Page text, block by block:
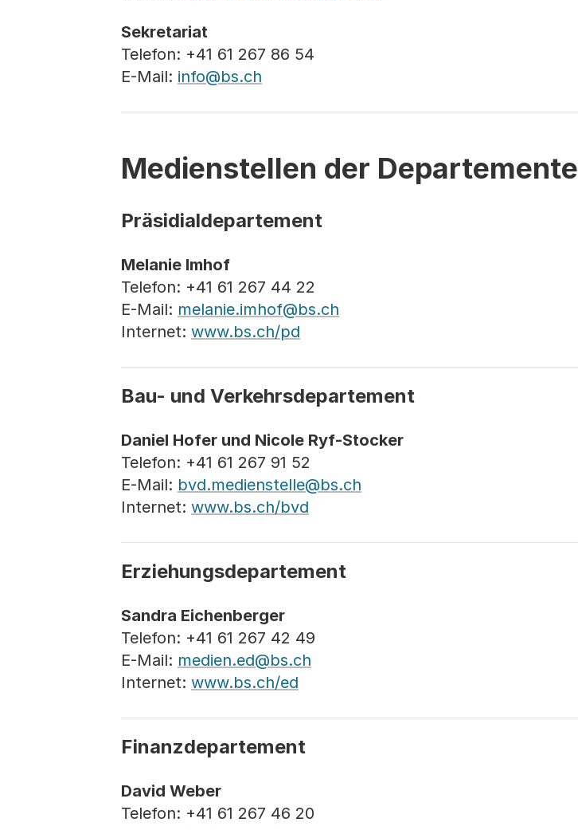
Sekretariat
Telefon: +41 61 267 86 54
E-Mail: info@bs.ch
Medienstellen der Departemente
Präsidialdepartement
Melanie Imhof
Telefon: +41 61 267 44 22
E-Mail: melanie.imhof@bs.ch
Internet: www.bs.ch/pd
Bau- und Verkehrsdepartement
Daniel Hofer und Nicole Ryf-Stocker
Telefon: +41 61 267 91 52
E-Mail: bvd.medienstelle@bs.ch
Internet: www.bs.ch/bvd
Erziehungsdepartement
Sandra Eichenberger
Telefon: +41 61 267 42 49
E-Mail: medien.ed@bs.ch
Internet: www.bs.ch/ed
Finanzdepartement
David Weber
Telefon: +41 61 267 46 20